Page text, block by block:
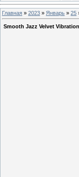
Главная » 2023 » Январь » 25
Smooth Jazz Velvet